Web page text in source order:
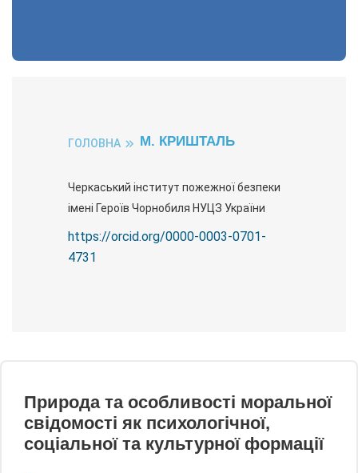
ГОЛОВНА М. КРИШТАЛЬ
Черкаський інститут пожежної безпеки
імені Героїв Чорнобиля НУЦЗ України
https://orcid.org/0000-0003-0701-
4731
Природа та особливості моральної
свідомості як психологічної,
соціальної та культурної формації